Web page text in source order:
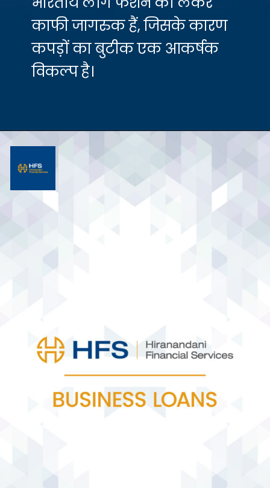
काफी जागरुक हैं, जिसके कारण
कपड़ों का बुटीक एक आकर्षक
विकल्प है।
Opening